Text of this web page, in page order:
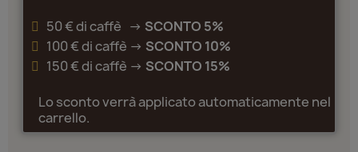
50 € di caffè -> SCONTO 5%
100 € di caffè -> SCONTO 10%
150 € di caffè -> SCONTO 15%
Lo sconto verrà applicato automaticamente nel
carrello.